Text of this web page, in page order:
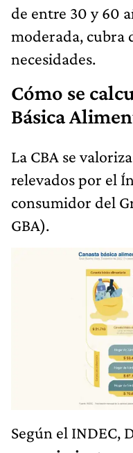
de entre 30 y 60
moderada, cubra
necesidades.
Cómo se
Básica
La CBA se
relevados por el
consumidor del
GBA).
Según el INDEC,